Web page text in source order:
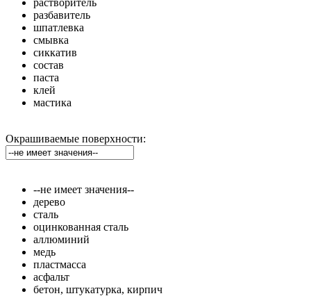
разбавитель
шпатлевка
смывка
сиккатив
состав
паста
клей
мастика
Окрашиваемые поверхности:
--не имеет значения--
дерево
сталь
оцинкованная сталь
аллюминий
медь
пластмасса
асфальт
бетон, штукатурка, кирпич